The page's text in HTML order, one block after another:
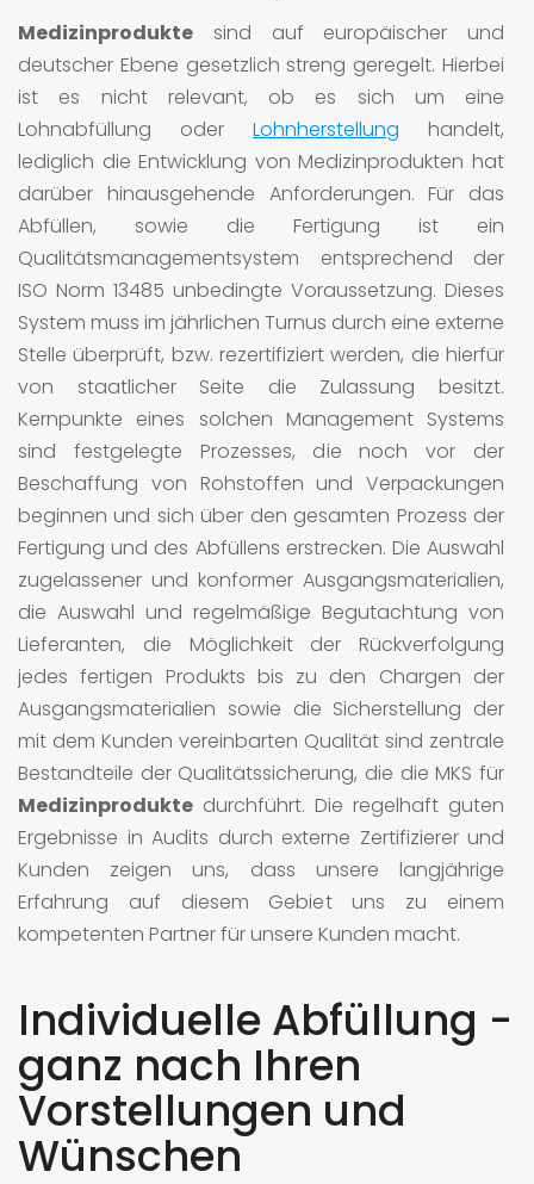
Medizinprodukte sind auf europäischer und
deutscher Ebene gesetzlich streng geregelt. Hierbei
ist es nicht relevant, ob es sich um eine
Lohnabfüllung oder Lohnherstellung handelt,
lediglich die Entwicklung von Medizinprodukten hat
darüber hinausgehende Anforderungen. Für das
Abfüllen, sowie die Fertigung ist ein
Qualitätsmanagementsystem entsprechend der
ISO Norm 13485 unbedingte Voraussetzung. Dieses
System muss im jährlichen Turnus durch eine externe
Stelle überprüft, bzw. rezertifiziert werden, die hierfür
von staatlicher Seite die Zulassung besitzt.
Kernpunkte eines solchen Management Systems
sind festgelegte Prozesses, die noch vor der
Beschaffung von Rohstoffen und Verpackungen
beginnen und sich über den gesamten Prozess der
Fertigung und des Abfüllens erstrecken. Die Auswahl
zugelassener und konformer Ausgangsmaterialien,
die Auswahl und regelmäßige Begutachtung von
Lieferanten, die Möglichkeit der Rückverfolgung
jedes fertigen Produkts bis zu den Chargen der
Ausgangsmaterialien sowie die Sicherstellung der
mit dem Kunden vereinbarten Qualität sind zentrale
Bestandteile der Qualitätssicherung, die die MKS für
Medizinprodukte durchführt. Die regelhaft guten
Ergebnisse in Audits durch externe Zertifizierer und
Kunden zeigen uns, dass unsere langjährige
Erfahrung auf diesem Gebiet uns zu einem
kompetenten Partner für unsere Kunden macht.
Individuelle Abfüllung -
ganz nach Ihren
Vorstellungen und
Wünschen